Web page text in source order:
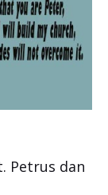
Petrus dan